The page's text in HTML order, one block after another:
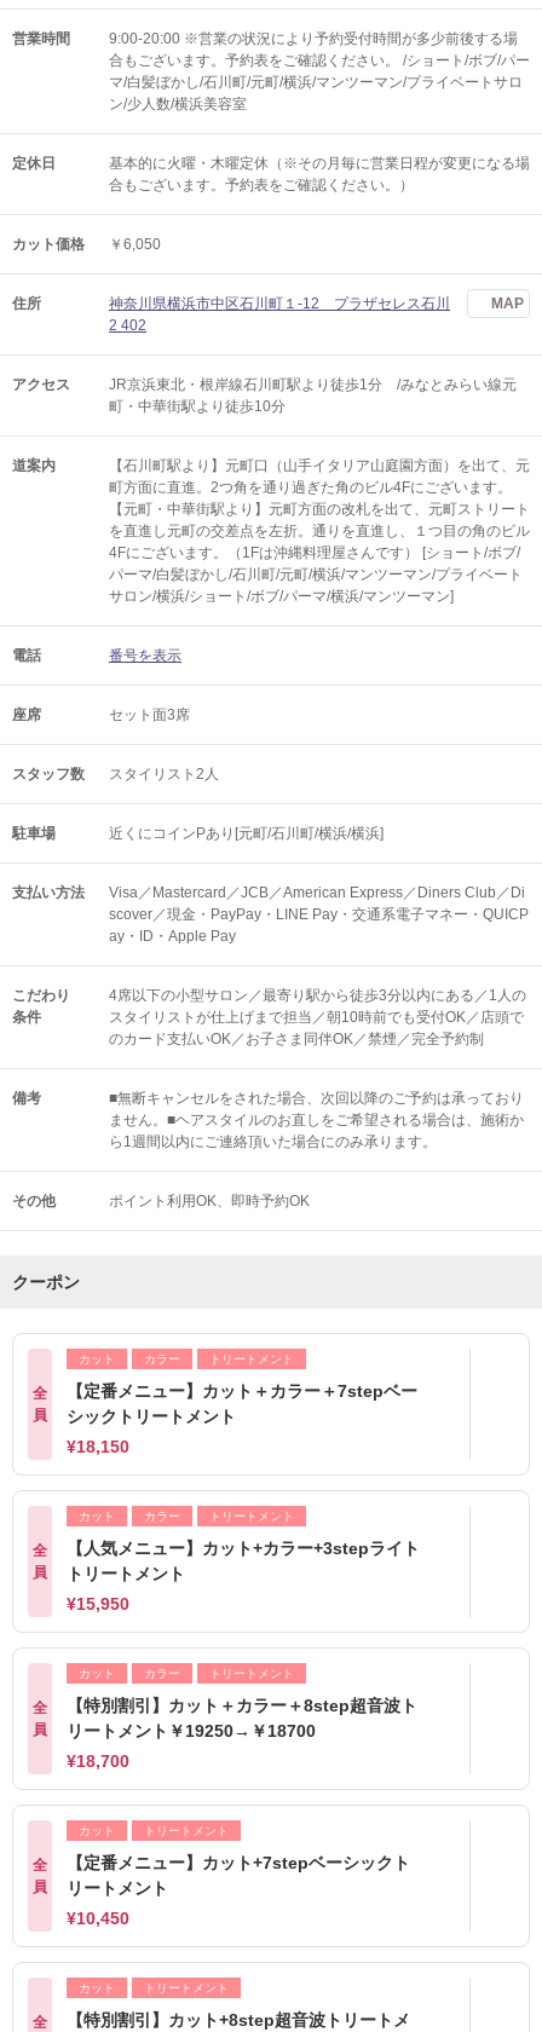
営業時間
9:00-20:00 ※営業の状況により予約受付時間が多少前後する場
合もございます。予約表をご確認ください。 /ショート/ボブ/パー
マ/白髪ぼかし/石川町/元町/横浜/マンツーマン/プライベートサロ
ン/少人数/横浜美容室
定休日
基本的に火曜・木曜定休（※その月毎に営業日程が変更になる場
合もございます。予約表をご確認ください。）
カット価格 ￥6,050
住所
神奈川県横浜市中区石川町１-12 プラザセレス石川
2 402
MAP
アクセス
JR京浜東北・根岸線石川町駅より徒歩1分 /みなとみらい線元
町・中華街駅より徒歩10分
道案内
【石川町駅より】元町口（山手イタリア山庭園方面）を出て、元
町方面に直進。2つ角を通り過ぎた角のビル4Fにございます。
【元町・中華街駅より】元町方面の改札を出て、元町ストリート
を直進し元町の交差点を左折。通りを直進し、１つ目の角のビル
4Fにございます。（1Fは沖縄料理屋さんです） [ショート/ボブ/
パーマ/白髪ぼかし/石川町/元町/横浜/マンツーマン/プライベート
サロン/横浜/ショート/ボブ/パーマ/横浜/マンツーマン]
電話 番号を表示
座席 セット面3席
スタッフ数 スタイリスト2人
駐車場 近くにコインPあり[元町/石川町/横浜/横浜]
支払い方法
Visa／Mastercard／JCB／American Express／Diners Club／Di
scover／現金・PayPay・LINE Pay・交通系電子マネー・QUICP
ay・ID・Apple Pay
こだわり
条件
4席以下の小型サロン／最寄り駅から徒歩3分以内にある／1人の
スタイリストが仕上げまで担当／朝10時前でも受付OK／店頭で
のカード支払いOK／お子さま同伴OK／禁煙／完全予約制
備考
■無断キャンセルをされた場合、次回以降のご予約は承っており
ません。■ヘアスタイルのお直しをご希望される場合は、施術か
ら1週間以内にご連絡頂いた場合にのみ承ります。
その他 ポイント利用OK 即時予約OK
クーポン
全
員
カット カラー トリートメント
【定番メニュー】カット＋カラー＋7stepベー
シックトリートメント
¥18,150
全
員
カット カラー トリートメント
【人気メニュー】カット+カラー+3stepライト
トリートメント
¥15,950
全
員
カット カラー トリートメント
【特別割引】カット＋カラー＋8step超音波ト
リートメント￥19250→￥18700
¥18,700
全
員
カット トリートメント
【定番メニュー】カット+7stepベーシックト
リートメント
¥10,450
全
カット トリートメント
【特別割引】カット+8step超音波トリートメ